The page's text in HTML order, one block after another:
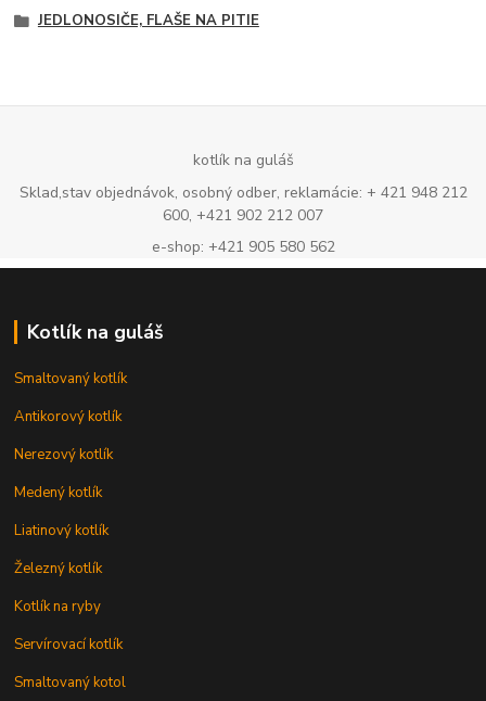
JEDLONOSIČE, FLAŠE NA PITIE
kotlík na guláš
Sklad,stav objednávok, osobný odber, reklamácie: + 421 948 212
600, +421 902 212 007
e-shop: +421 905 580 562
Kotlík na guláš
Smaltovaný kotlík
Antikorový kotlík
Nerezový kotlík
Medený kotlík
Liatinový kotlík
Železný kotlík
Kotlík na ryby
Servírovací kotlík
Smaltovaný kotol